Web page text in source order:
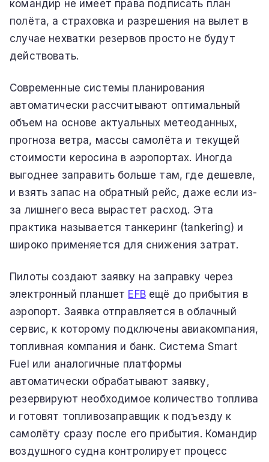
командир не имеет права подписать план
полёта, а страховка и разрешения на вылет в
случае нехватки резервов просто не будут
действовать.
Современные системы планирования
автоматически рассчитывают оптимальный
объем на основе актуальных метеоданных,
прогноза ветра, массы самолёта и текущей
стоимости керосина в аэропортах. Иногда
выгоднее заправить больше там, где дешевле,
и взять запас на обратный рейс, даже если из-
за лишнего веса вырастет расход. Эта
практика называется танкеринг (tankering) и
широко применяется для снижения затрат.
Пилоты создают заявку на заправку через
электронный планшет EFBещё до прибытия в
аэропорт. Заявка отправляется в облачный
сервис, к которому подключены авиакомпания,
топливная компания и банк. Система Smart
Fuel или аналогичные платформы
автоматически обрабатывают заявку,
резервируют необходимое количество топлива
и готовят топливозаправщик к подъезду к
самолёту сразу после его прибытия. Командир
воздушного судна контролирует процесс